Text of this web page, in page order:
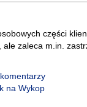
części
ale zaleca m.in.
na Wykop